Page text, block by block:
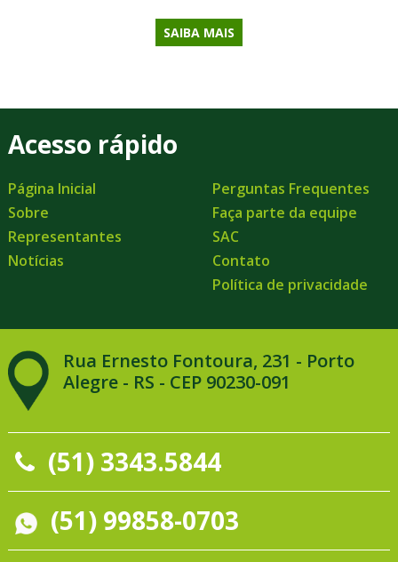
SAIBA MAIS
Acesso rápido
Página Inicial
Sobre
Representantes
Notícias
Perguntas Frequentes
Faça parte da equipe
SAC
Contato
Política de privacidade
Rua Ernesto Fontoura, 231 - Porto
Alegre - RS - CEP 90230-091
(51) 3343.5844
(51) 99858-0703